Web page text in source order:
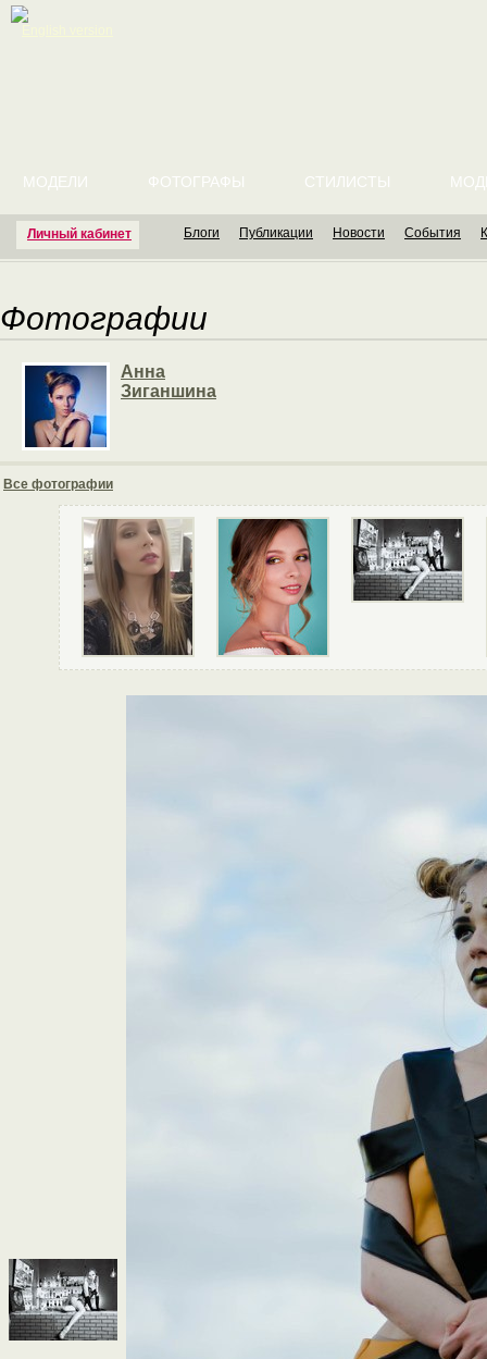
Личный кабинет
МОДЕЛИ ФОТОГРАФЫ СТИЛИСТЫ
Блоги Публикации Новости События
Фотографии
Анна
Зиганшина
Все фотографии